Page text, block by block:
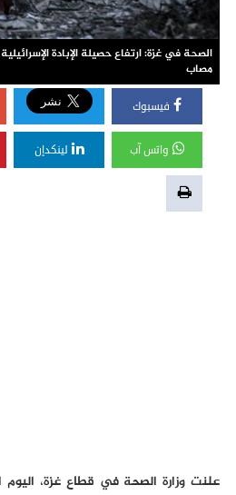
مصاب
فيسبوك
واتس آب لينكدإن
علنت وزارة الصحة في قطاع غزة، اليوم